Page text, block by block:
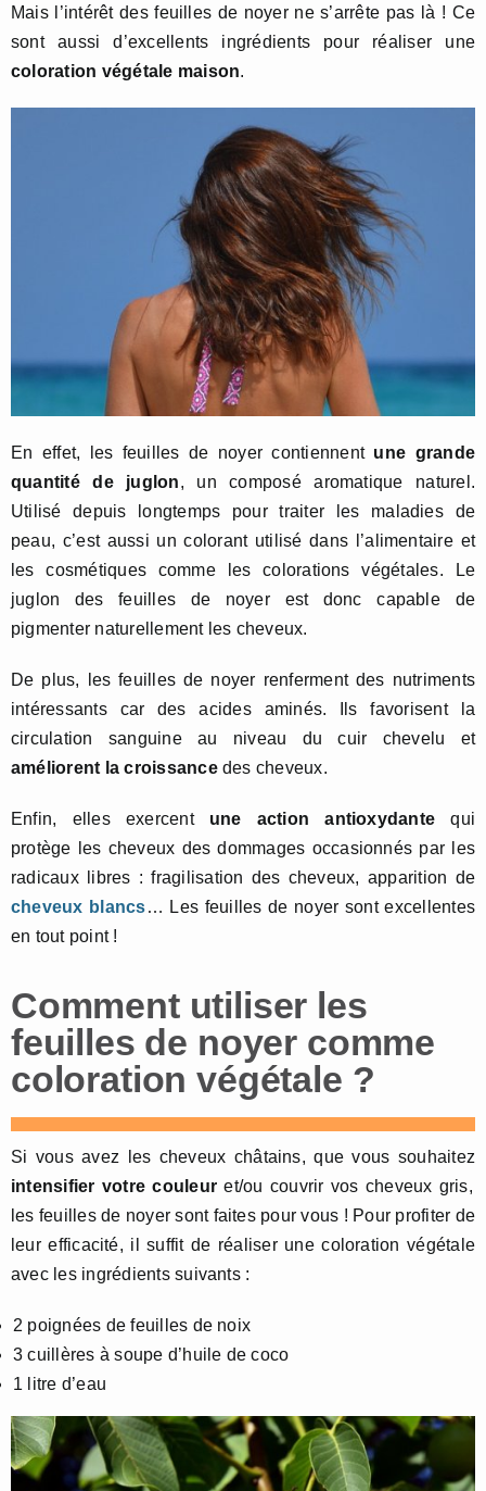
Mais l’intérêt des feuilles de noyer ne s’arrête pas là ! Ce
sont aussi d’excellents ingrédients pour réaliser une
coloration végétale maison.
En effet, les feuilles de noyer contiennent une grande
quantité de juglon, un composé aromatique naturel.
Utilisé depuis longtemps pour traiter les maladies de
peau, c’est aussi un colorant utilisé dans l’alimentaire et
les cosmétiques comme les colorations végétales. Le
juglon des feuilles de noyer est donc capable de
pigmenter naturellement les cheveux.
De plus, les feuilles de noyer renferment des nutriments
intéressants car des acides aminés. Ils favorisent la
circulation sanguine au niveau du cuir chevelu et
améliorent la croissancedes cheveux.
Enfin, elles exercentune action antioxydante qui
protège les cheveux des dommages occasionnés par les
radicaux libres : fragilisation des cheveux, apparition de
cheveux blancs… Les feuilles de noyer sont excellentes
en tout point !
Comment utiliser les
feuilles de noyer comme
coloration végétale ?
Si vous avez les cheveux châtains, que vous souhaitez
intensifier votre couleur et/ou couvrir vos cheveux gris,
les feuilles de noyer sont faites pour vous ! Pour profiter de
leur efficacité, il suffit de réaliser une coloration végétale
avec les ingrédients suivants :
2 poignées de feuilles de noix
3 cuillères à soupe d’huile de coco
1 litre d’eau